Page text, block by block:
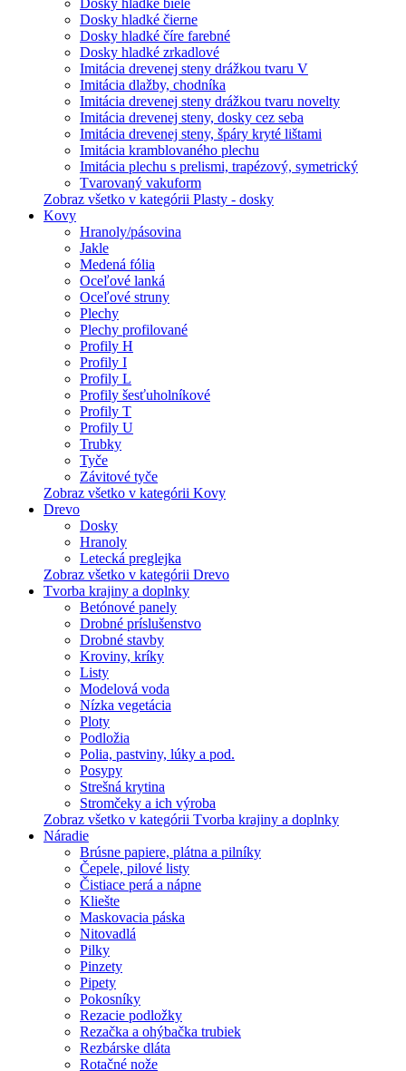
Dosky hladké biele
Dosky hladké čierne
Dosky hladké číre farebné
Dosky hladké zrkadlové
Imitácia drevenej steny drážkou tvaru V
Imitácia dlažby, chodníka
Imitácia drevenej steny drážkou tvaru novelty
Imitácia drevenej steny, dosky cez seba
Imitácia drevenej steny, špáry kryté lištami
Imitácia kramblovaného plechu
Imitácia plechu s prelismi, trapézový, symetrický
Tvarovaný vakuform
Zobraz všetko v kategórii Plasty - dosky
Kovy
Hranoly/pásovina
Jakle
Medená fólia
Oceľové lanká
Oceľové struny
Plechy
Plechy profilované
Profily H
Profily I
Profily L
Profily šesťuholníkové
Profily T
Profily U
Trubky
Tyče
Závitové tyče
Zobraz všetko v kategórii Kovy
Drevo
Dosky
Hranoly
Letecká preglejka
Zobraz všetko v kategórii Drevo
Tvorba krajiny a doplnky
Betónové panely
Drobné príslušenstvo
Drobné stavby
Kroviny, kríky
Listy
Modelová voda
Nízka vegetácia
Ploty
Podložia
Polia, pastviny, lúky a pod.
Posypy
Strešná krytina
Stromčeky a ich výroba
Zobraz všetko v kategórii Tvorba krajiny a doplnky
Náradie
Brúsne papiere, plátna a pilníky
Čepele, pilové listy
Čistiace perá a nápne
Kliešte
Maskovacia páska
Nitovadlá
Pilky
Pinzety
Pipety
Pokosníky
Rezacie podložky
Rezačka a ohýbačka trubiek
Rezbárske dláta
Rotačné nože